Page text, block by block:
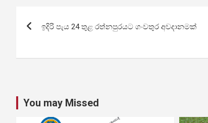
navigation
ඉදිරි පැය 24 තුළ රත්නපුරයට ගංවතුර අවදානමක්
You may Missed